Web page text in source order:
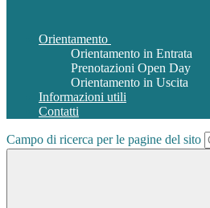
Orientamento
Orientamento in Entrata
Prenotazioni Open Day
Orientamento in Uscita
Informazioni utili
Contatti
Campo di ricerca per le pagine del sito